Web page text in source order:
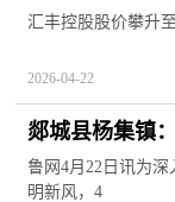
高
汇丰控股股价攀升
2026-04-22
郯城县杨集镇
日看点
鲁网4月22日讯为
明新风，4